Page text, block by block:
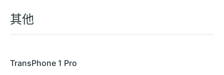
其他
TransPhone 1 Pro